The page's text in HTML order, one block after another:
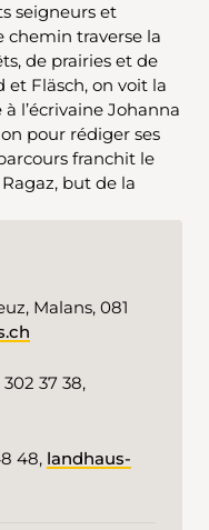
seigneurs et
de prairies et de
et Fläsch, on voit la
l’écrivaine Johanna
pour rédiger ses
but de la
Malans, 081
37 38,
48, landhaus-